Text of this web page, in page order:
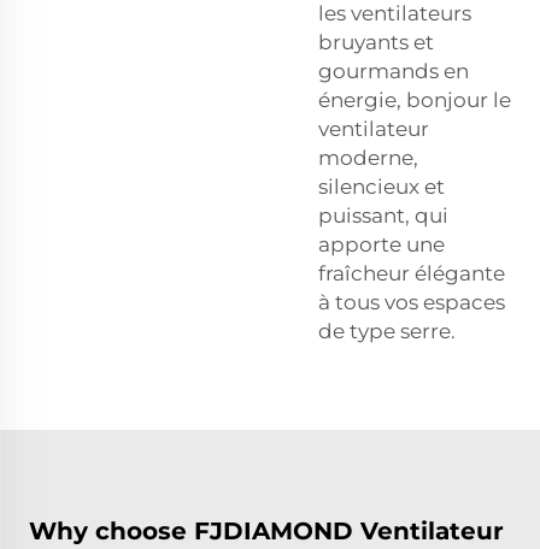
les ventilateurs
bruyants et
gourmands en
énergie, bonjour le
ventilateur
moderne,
silencieux et
puissant, qui
apporte une
fraîcheur élégante
à tous vos espaces
de type serre.
Why choose FJDIAMOND Ventilateur